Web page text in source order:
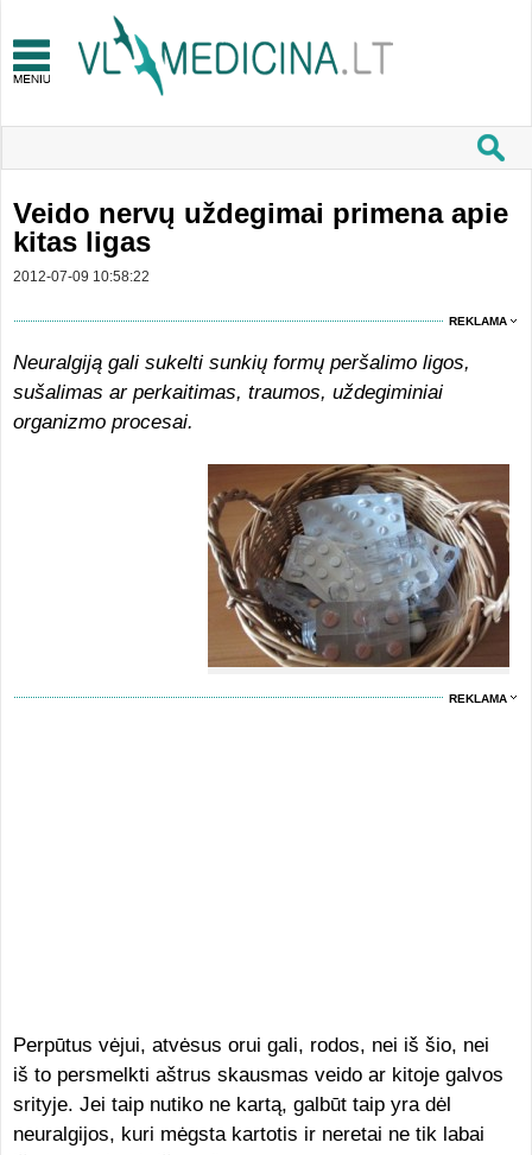
Veido nervų uždegimai primena apie
kitas ligas
2012-07-09 10:58:22
REKLAMA
Neuralgiją gali sukelti sunkių formų peršalimo ligos,
sušalimas ar perkaitimas, traumos, uždegiminiai
organizmo procesai.
REKLAMA
Perpūtus vėjui, atvėsus orui gali, rodos, nei iš šio, nei
iš to persmelkti aštrus skausmas veido ar kitoje galvos
srityje. Jei taip nutiko ne kartą, galbūt taip yra dėl
neuralgijos, kuri mėgsta kartotis ir neretai ne tik labai